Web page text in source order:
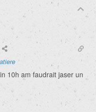
10h am faudrait jaser un